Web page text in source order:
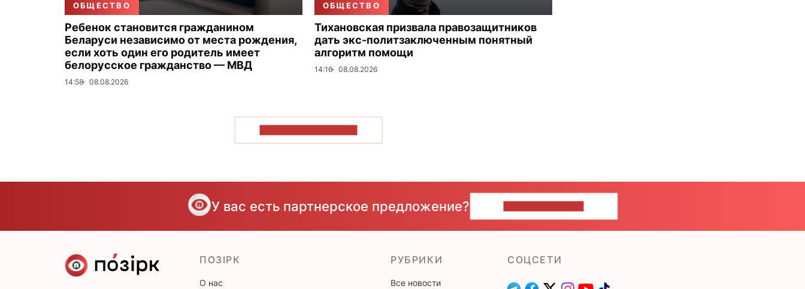
ОБЩЕСТВО
Ребенок становится гражданином
Беларуси независимо от места рождения,
если хоть один его родитель имеет
белорусское гражданство — МВД
14:58 08.08.2026
ОБЩЕСТВО
Тихановская призвала правозащитников
дать экс-политзаключенным понятный
алгоритм помощи
14:16 08.08.2026
У вас есть партнерское предложение?
ПОЗІРК
О нас
РУБРИКИ
Все новости
CОЦСЕТИ